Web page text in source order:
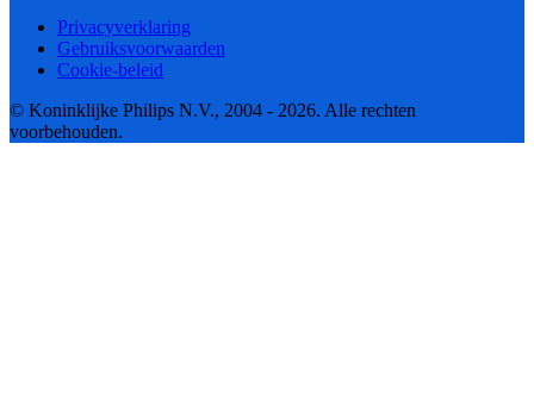
Privacyverklaring
Gebruiksvoorwaarden
Cookie-beleid
© Koninklijke Philips N.V., 2004 - 2026. Alle rechten
voorbehouden.